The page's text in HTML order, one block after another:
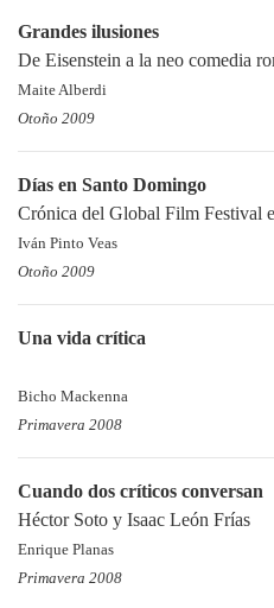
Grandes ilusiones
De Eisenstein a la neo comedia
Maite Alberdi
Otoño 2009
Días en Santo Domingo
Crónica del Global Film Festival
Iván Pinto Veas
Otoño 2009
Una vida crítica
Bicho Mackenna
Primavera 2008
Cuando dos críticos conversan
Héctor Soto y Isaac León Frías
Enrique Planas
Primavera 2008